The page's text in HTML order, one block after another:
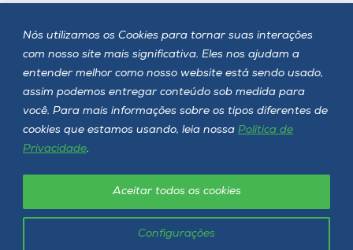
Nós utilizamos os Cookies para tornar suas interações
com nosso site mais significativa. Eles nos ajudam a
entender melhor como nosso website está sendo usado,
assim podemos entregar conteúdo sob medida para
você. Para mais informações sobre os tipos diferentes de
cookies que estamos usando, leia nossa Política de
Privacidade.
Configurações
Aceitar todos os cookies
Siga a Unoesc
Unoesc © 2026 - Todos os direitos reservados
Política de privacidade LGPD